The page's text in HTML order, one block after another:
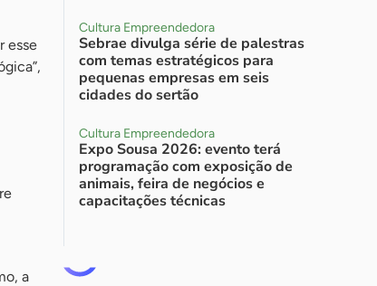
esse
a
Cultura Empreendedora
Sebrae divulga série de palestras
com temas estratégicos para
pequenas empresas em seis
cidades do sertão
Cultura Empreendedora
Expo Sousa 2026: evento terá
programação com exposição de
animais, feira de negócios e
capacitações técnicas